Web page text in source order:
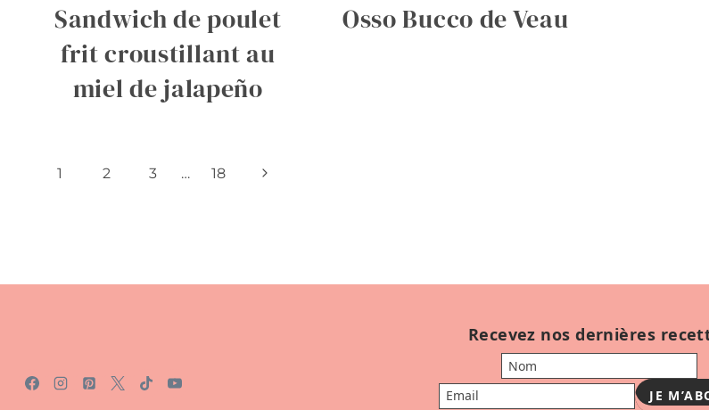
Sandwich de poulet
frit croustillant au
miel de jalapeño
Osso Bucco de Veau
Navigation
page
1 2 3 … 18
Page
Recevez nos dernières
Votre nom
Votre email
JE